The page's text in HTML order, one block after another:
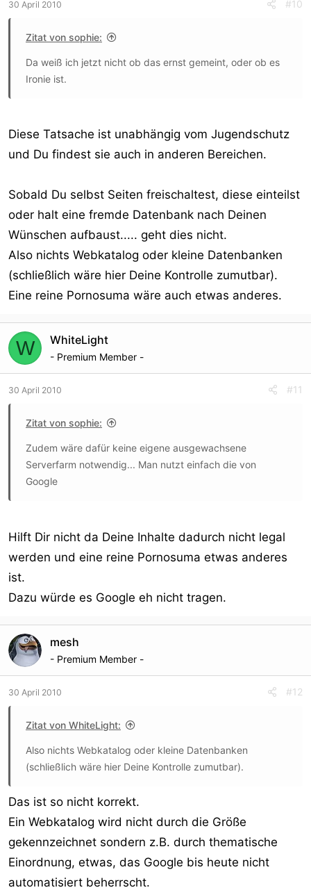
30 April 2010 #10
Zitat von sophie:
Da weiß ich jetzt nicht ob das ernst gemeint, oder ob es
Ironie ist.
Diese Tatsache ist unabhängig vom Jugendschutz
und Du findest sie auch in anderen Bereichen.
Sobald Du selbst Seiten freischaltest, diese einteilst
oder halt eine fremde Datenbank nach Deinen
Wünschen aufbaust..... geht dies nicht.
Also nichts Webkatalog oder kleine Datenbanken
(schließlich wäre hier Deine Kontrolle zumutbar).
Eine reine Pornosuma wäre auch etwas anderes.
W WhiteLight
- Premium Member -
30 April 2010 #11
Zitat von sophie:
Zudem wäre dafür keine eigene ausgewachsene
Serverfarm notwendig... Man nutzt einfach die von
Google
Hilft Dir nicht da Deine Inhalte dadurch nicht legal
werden und eine reine Pornosuma etwas anderes
ist.
Dazu würde es Google eh nicht tragen.
mesh
- Premium Member -
30 April 2010 #12
Zitat von WhiteLight:
Also nichts Webkatalog oder kleine Datenbanken
(schließlich wäre hier Deine Kontrolle zumutbar).
Das ist so nicht korrekt.
Ein Webkatalog wird nicht durch die Größe
gekennzeichnet sondern z.B. durch thematische
Einordnung, etwas, das Google bis heute nicht
automatisiert beherrscht.